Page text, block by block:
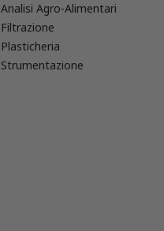
Analisi Agro-Alimentari
Filtrazione
Plasticheria
Strumentazione